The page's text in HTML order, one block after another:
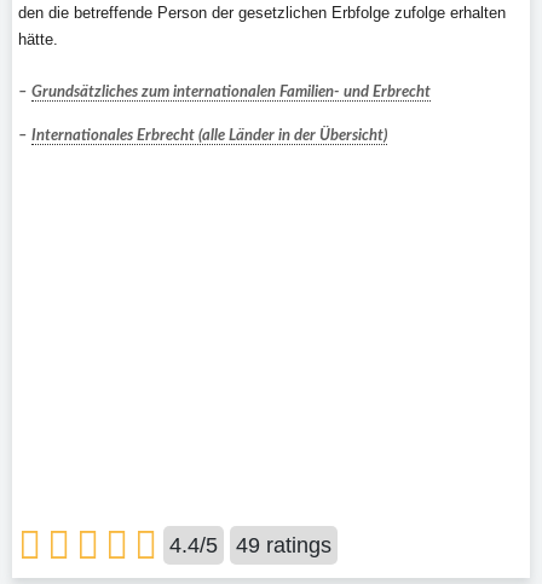
den die betreffende Person der gesetzlichen Erbfolge zufolge erhalten
hätte.
– Grundsätzliches zum internationalen Familien- und Erbrecht
– Internationales Erbrecht (alle Länder in der Übersicht)
4.4/5 49 ratings